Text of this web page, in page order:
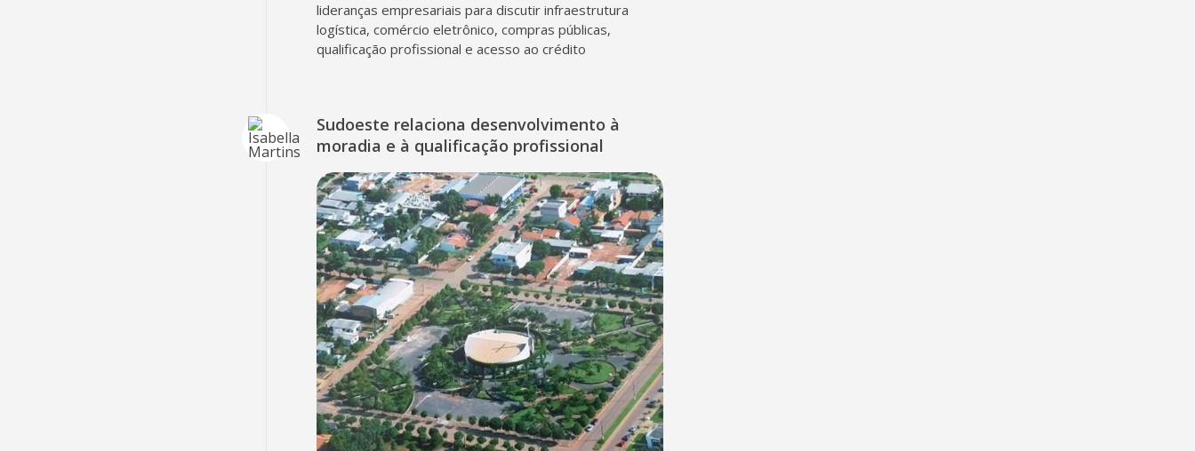
lideranças empresariais para discutir infraestrutura
logística, comércio eletrônico, compras públicas,
qualificação profissional e acesso ao crédito
Sudoeste relaciona desenvolvimento à
moradia e à qualificação profissional